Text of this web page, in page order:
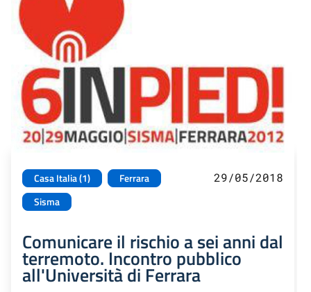
Casa Italia (1)
Ferrara
Sisma
29/05/2018
Comunicare il rischio a sei anni dal
terremoto. Incontro pubblico
all'Università di Ferrara